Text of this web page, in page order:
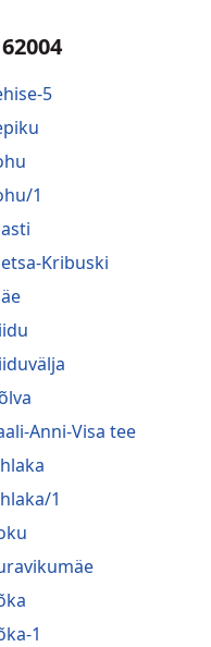
5
1
Kribuski
Anni-Visa tee
1
1